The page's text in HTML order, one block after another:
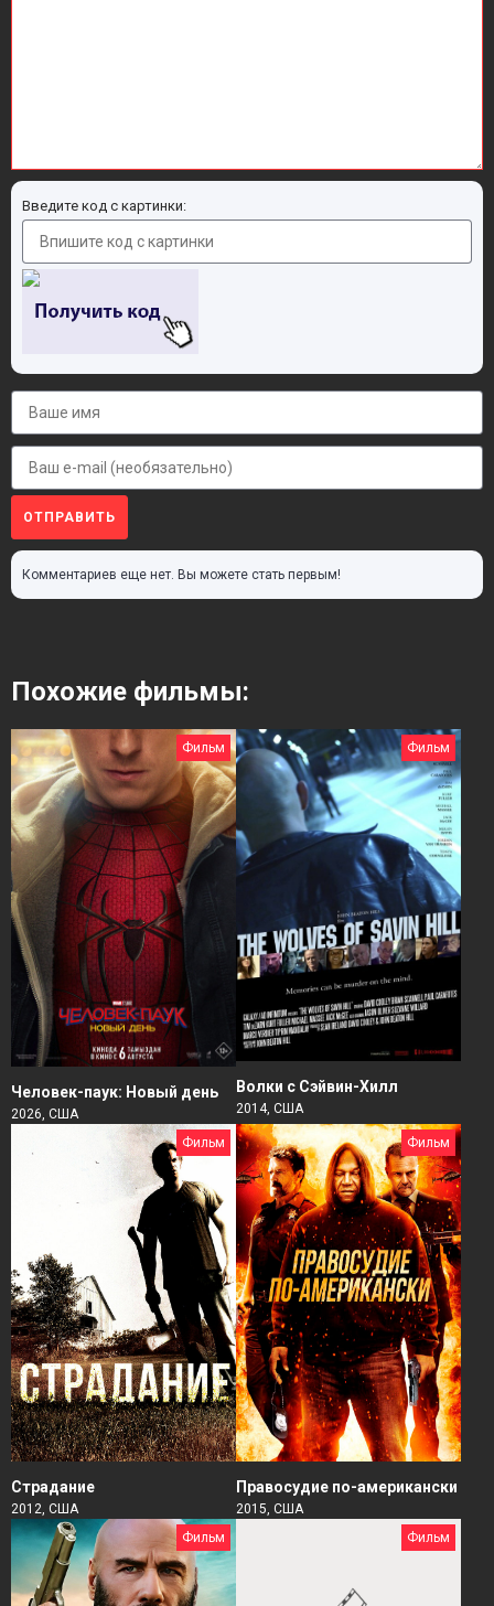
Введите код с картинки:
ОТПРАВИТЬ
Комментариев еще нет. Вы можете стать первым!
Похожие фильмы:
Фильм
Человек-паук: Новый день
2026, США
Фильм
Волки с Сэйвин-Хилл
2014, США
Фильм
Страдание
2012, США
Фильм
Правосудие по-американски
2015, США
Фильм
Фильм